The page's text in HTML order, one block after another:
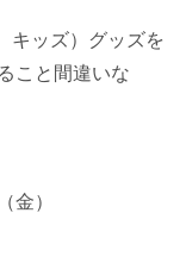
キッズ）グッズを
こと間違いな
金）